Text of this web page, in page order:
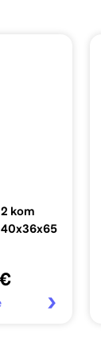
kom
40x36x65